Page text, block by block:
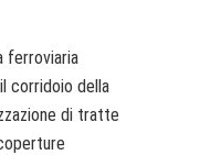
ferroviaria
corridoio della
di tratte